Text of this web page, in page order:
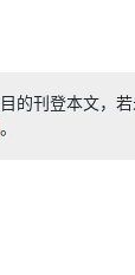
的刊登本文，
。